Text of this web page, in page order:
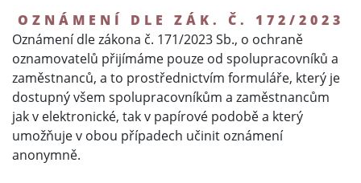
OZNÁMENÍ DLE ZÁK. Č. 172/2023
Oznámení dle zákona č. 171/2023 Sb., o ochraně
oznamovatelů přijímáme pouze od spolupracovníků a
zaměstnanců, a to prostřednictvím formuláře, který je
dostupný všem spolupracovníkům a zaměstnancům
jak v elektronické, tak v papírové podobě a který
umožňuje v obou případech učinit oznámení
anonymně.